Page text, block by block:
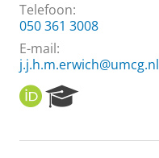
Telefoon:
050 361 3008
E-mail:
j.j.h.m.erwich@umcg.nl
O
R
I
e